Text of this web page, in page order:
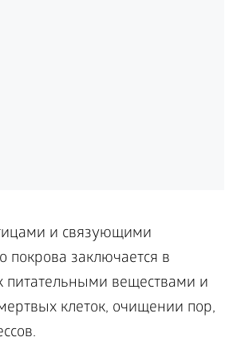
и связующими
заключается в
питательными веществами и
клеток, очищении пор,